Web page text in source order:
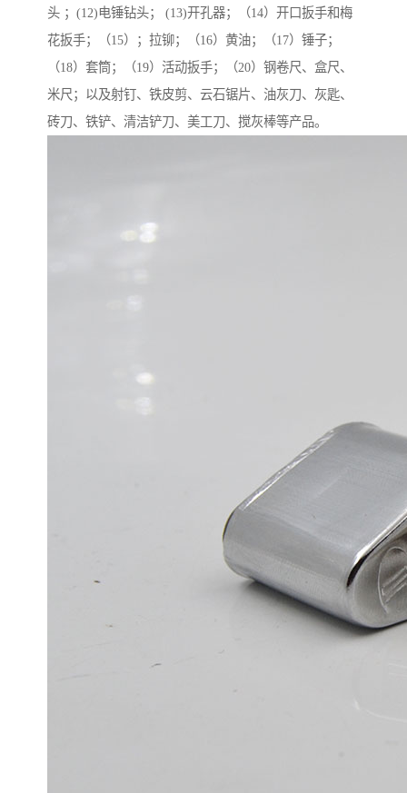
头 ；(12)电锤钻头； (13)开孔器；（14）开口扳手和梅
花扳手；（15）；拉铆；（16）黄油；（17）锤子；
（18）套筒；（19）活动扳手；（20）钢卷尺、盒尺、
米尺；以及射钉、铁皮剪、云石锯片、油灰刀、灰匙、
砖刀、铁铲、清洁铲刀、美工刀、搅灰棒等产品。